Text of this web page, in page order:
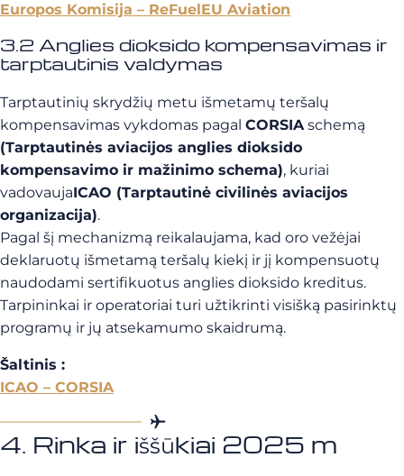
Europos Komisija – ReFuelEU Aviation
3.2 Anglies dioksido kompensavimas ir
tarptautinis valdymas
Tarptautinių skrydžių metu išmetamų teršalų
kompensavimas vykdomas pagal CORSIAschemą
(Tarptautinės aviacijos anglies dioksido
kompensavimo ir mažinimo schema), kuriai
vadovaujaICAO (Tarptautinė civilinės aviacijos
organizacija).
Pagal šį mechanizmą reikalaujama, kad oro vežėjai
deklaruotų išmetamą teršalų kiekį ir jį kompensuotų
naudodami sertifikuotus anglies dioksido kreditus.
Tarpininkai ir operatoriai turi užtikrinti visišką pasirinktų
programų ir jų atsekamumo skaidrumą.
Šaltinis :
ICAO – CORSIA
4. Rinka ir iššūkiai 2025 m